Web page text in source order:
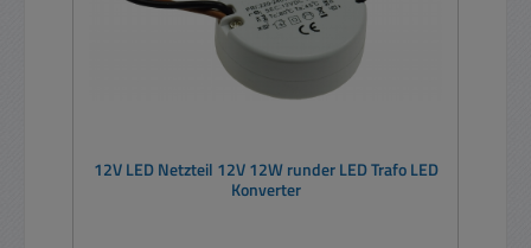
12V LED Netzteil 12V 12W runder LED Trafo LED
Konverter